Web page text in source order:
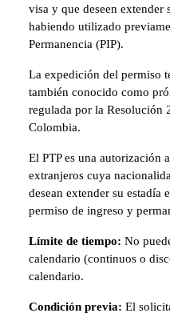
visa y que deseen extender
habiendo utilizado
Permanencia (PIP).
La expedición del permiso
también conocido como
regulada por la Resolución
Colombia.
El PTP es una autorización
extranjeros cuya
desean extender su estadía
permiso de ingreso y
Límite de tiempo: No
calendario (continuos o
calendario.
Condición previa: El